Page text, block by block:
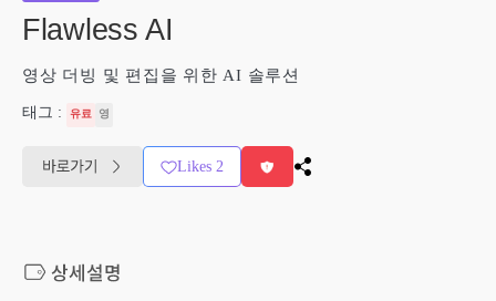
Flawless AI
영상 더빙 및 편집을 위한 AI 솔루션
태그 : 유료 영
Likes 2